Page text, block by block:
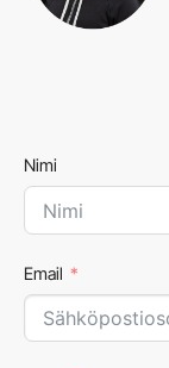
Nimi
Email